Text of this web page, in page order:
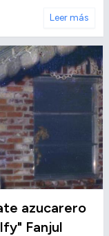
Leer más
azucarero
Fanjul